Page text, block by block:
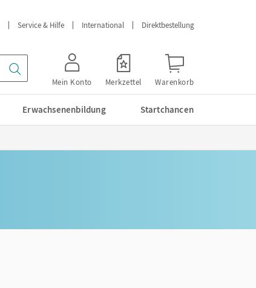
Service & Hilfe International Direktbestellung
Mein Konto Merkzettel Warenkorb
Erwachsenenbildung Startchancen